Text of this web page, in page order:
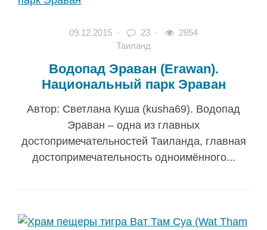
09.12.2015 · 23 ·
2854
Таиланд
Водопад Эраван (Erawan).
Национальный парк Эраван
Автор: Светлана Куша (kusha69). Водопад
Эраван – одна из главных
достопримечательностей Таиланда, главная
достопримечательность одноимённого...